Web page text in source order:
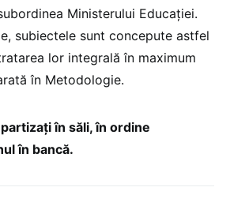
Ministerului Educației.
subiectele sunt concepute astfel
lor integrală în maximum
în Metodologie.
în săli, în ordine
în bancă.